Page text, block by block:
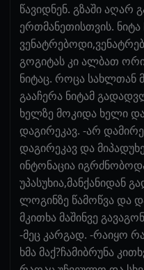
წავიდნენ. გზაში აღარ
ერთმანეთისთვის.
გოგიტას კი ალბათ
ნიტაც. როცა სახლთან
გააჩერა ნიტამ
ხელზე მოკიდა ხელი
დაგირეკავ. -არ
დაგირეკავ და
ინტონაცია
უპასუხია,მანქანიდან
ლოგინზე წამოწვა და
მკითხა მაშინვე
-მეც კარგად. -რაიყო
ხმა მაქ?ჩამიბრუნა